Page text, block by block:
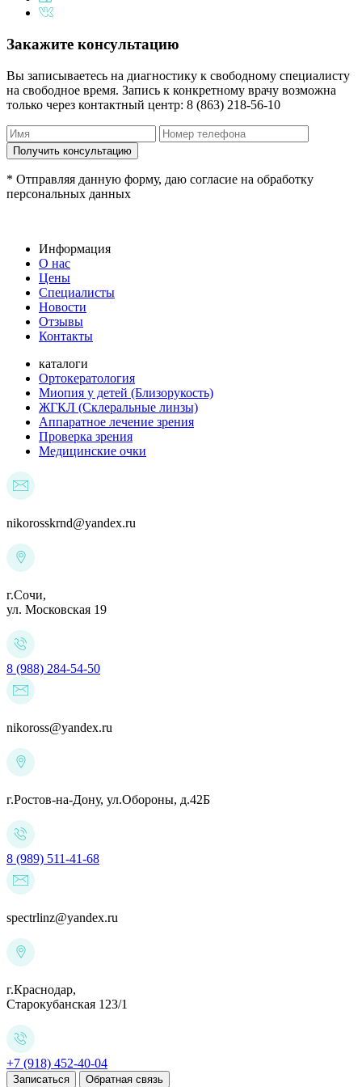
Закажите консультацию
Вы записываетесь на диагностику к свободному специалисту
на свободное время. Запись к конкретному врачу возможна
только через контактный центр: 8 (863) 218-56-10
* Отправляя данную форму, даю согласие на обработку
персональных данных
Информация
О нас
Цены
Специалисты
Новости
Отзывы
Контакты
каталоги
Ортокератология
Миопия у детей (Близорукость)
ЖГКЛ (Склеральные линзы)
Аппаратное лечение зрения
Проверка зрения
Медицинские очки
nikorosskrnd@yandex.ru
г.Сочи,
ул. Московская 19
8 (988) 284-54-50
nikoross@yandex.ru
г.Ростов-на-Дону, ул.Обороны, д.42Б
8 (989) 511-41-68
spectrlinz@yandex.ru
г.Краснодар,
Старокубанская 123/1
+7 (918) 452-40-04
Записаться Обратная связь